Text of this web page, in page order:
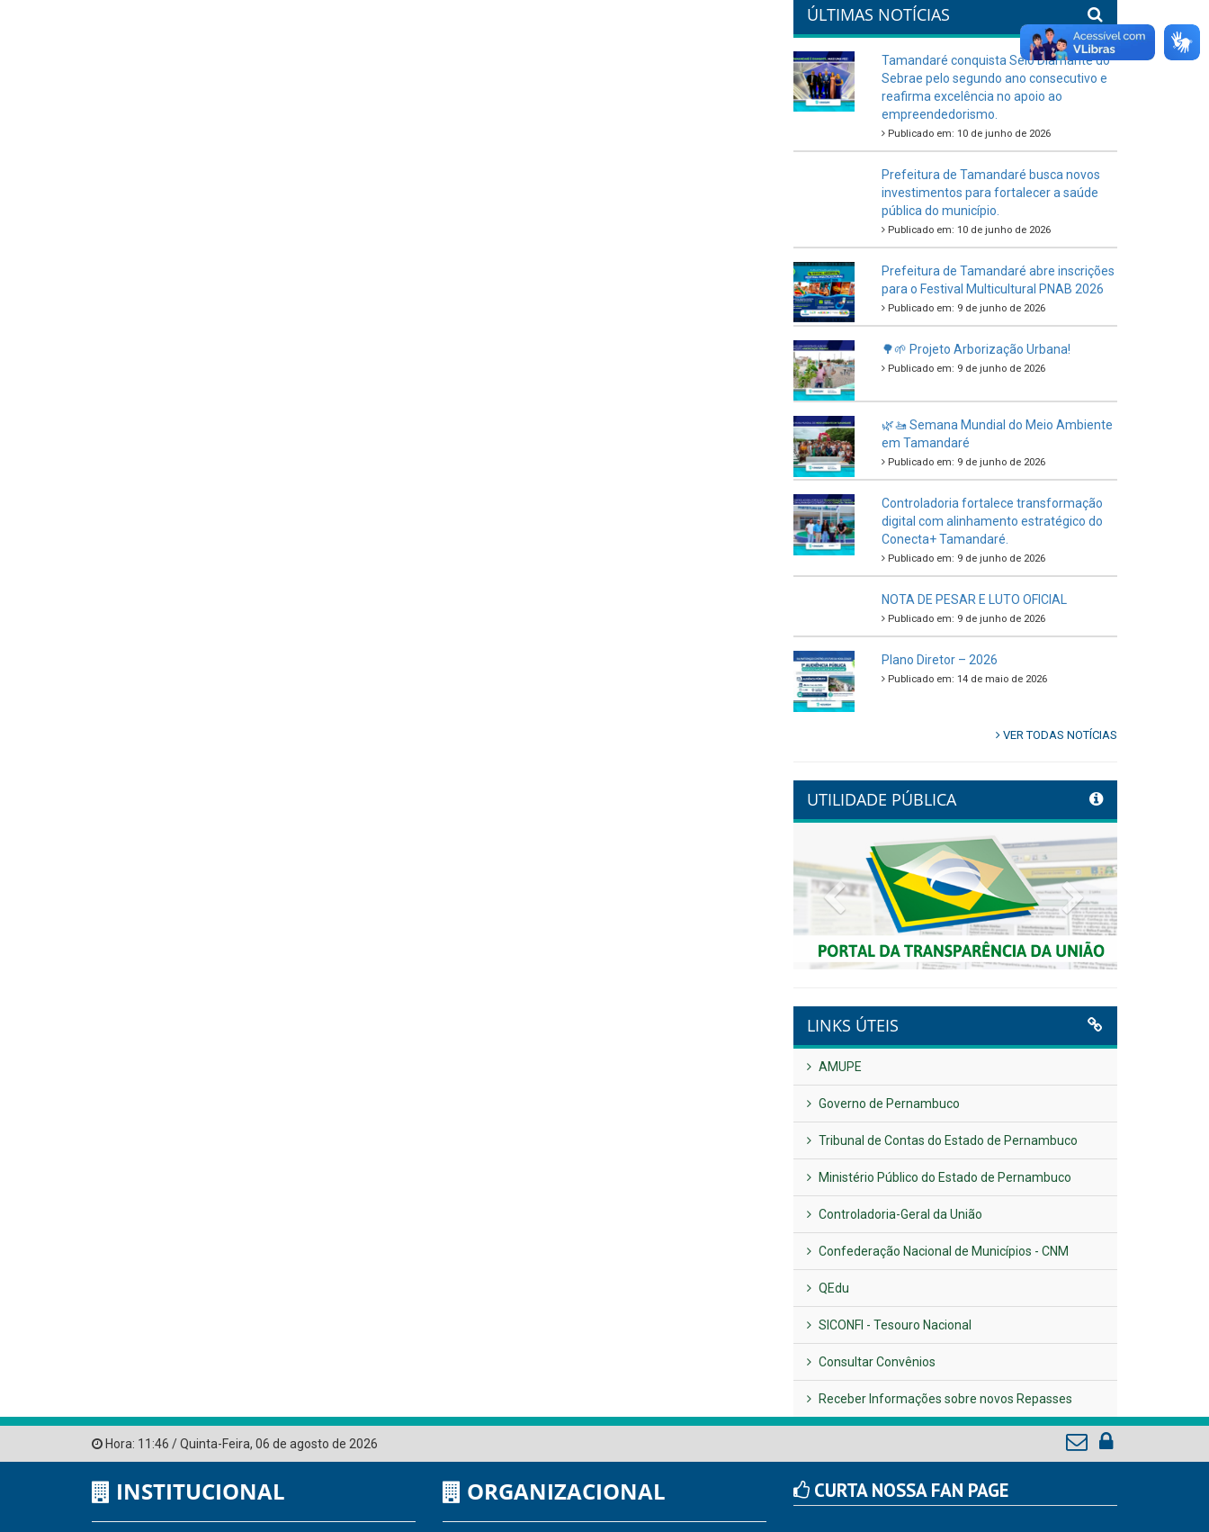
ÚLTIMAS NOTÍCIAS
Tamandaré conquista Selo Diamante do
Sebrae pelo segundo ano consecutivo e
reafirma excelência no apoio ao
empreendedorismo.
Publicado em: 10 de junho de 2026
Prefeitura de Tamandaré busca novos
investimentos para fortalecer a saúde
pública do município.
Publicado em: 10 de junho de 2026
Prefeitura de Tamandaré abre inscrições
para o Festival Multicultural PNAB 2026
Publicado em: 9 de junho de 2026
🌳🌱 Projeto Arborização Urbana!
Publicado em: 9 de junho de 2026
🌿🚤 Semana Mundial do Meio Ambiente
em Tamandaré
Publicado em: 9 de junho de 2026
Controladoria fortalece transformação
digital com alinhamento estratégico do
Conecta+ Tamandaré.
Publicado em: 9 de junho de 2026
NOTA DE PESAR E LUTO OFICIAL
Publicado em: 9 de junho de 2026
Plano Diretor – 2026
Publicado em: 14 de maio de 2026
VER TODAS NOTÍCIAS
UTILIDADE PÚBLICA
Previous Next
LINKS ÚTEIS
AMUPE
Governo de Pernambuco
Tribunal de Contas do Estado de Pernambuco
Ministério Público do Estado de Pernambuco
Controladoria-Geral da União
Confederação Nacional de Municípios - CNM
QEdu
SICONFI - Tesouro Nacional
Consultar Convênios
Receber Informações sobre novos Repasses
Hora: 11:46 /Quinta-Feira, 06 de agosto de 2026
INSTITUCIONAL ORGANIZACIONAL CURTA NOSSA FAN PAGE